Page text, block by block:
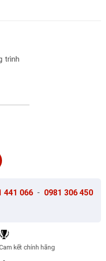
trình
441 066 - 0981 306 450
kết chính hãng